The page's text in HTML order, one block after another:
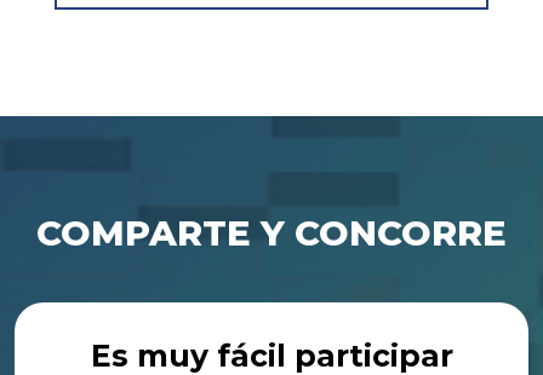
COMPARTE Y CONCORRE
Es muy fácil participar